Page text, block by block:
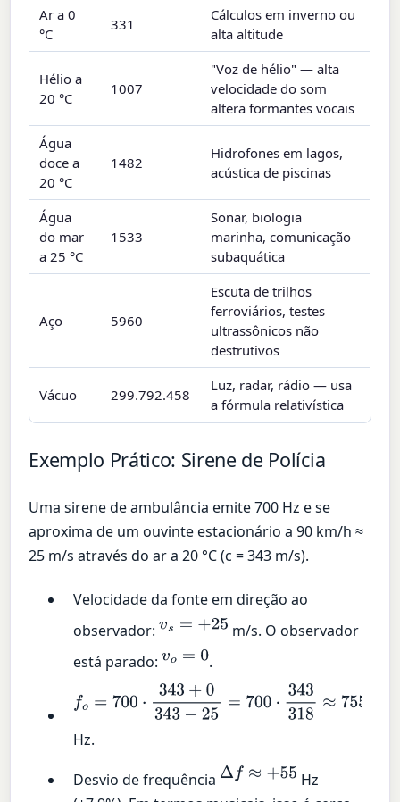
Ar a 0
°C
331
Cálculos em inverno ou
alta altitude
Hélio a
20 °C
1007
"Voz de hélio" — alta
velocidade do som
altera formantes vocais
Água
doce a
20 °C
1482
Hidrofones em lagos,
acústica de piscinas
Água
do mar
a 25 °C
1533
Sonar, biologia
marinha, comunicação
subaquática
Aço 5960
Escuta de trilhos
ferroviários, testes
ultrassônicos não
destrutivos
Vácuo 299.792.458
Luz, radar, rádio — usa
a fórmula relativística
Exemplo Prático: Sirene de Polícia
Uma sirene de ambulância emite 700 Hz e se
aproxima de um ouvinte estacionário a 90 km/h ≈
25 m/s através do ar a 20 °C (c = 343 m/s).
Velocidade da fonte em direção ao
observador:vs =+25
m/s. O observador
está parado:vo =0
.
fo =700⋅343 0343 −25= 700 ⋅343 318≈755.0
Hz.
Desvio de frequência Δf≈+55
Hz